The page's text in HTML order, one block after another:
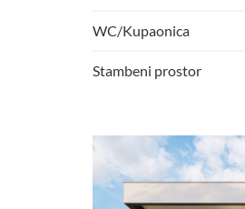
WC/Kupaonica
Stambeni prostor